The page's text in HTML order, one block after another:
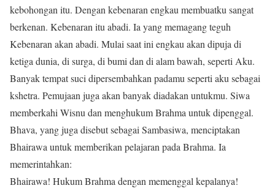
kebohongan itu. Dengan kebenaran engkau membuatku sangat
berkenan. Kebenaran itu abadi. Ia yang memagang teguh
Kebenaran akan abadi. Mulai saat ini engkau akan dipuja di
ketiga dunia, di surga, di bumi dan di alam bawah, seperti Aku.
Banyak tempat suci dipersembahkan padamu seperti aku sebagai
kshetra. Pemujaan juga akan banyak diadakan untukmu. Siwa
memberkahi Wisnu dan menghukum Brahma untuk dipenggal.
Bhava, yang juga disebut sebagai Sambasiwa, menciptakan
Bhairawa untuk memberikan pelajaran pada Brahma. Ia
memerintahkan:
Bhairawa! Hukum Brahma dengan memenggal kepalanya!